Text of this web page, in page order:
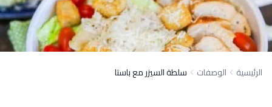
الرئيسية الوصفات سلطة السيزر مع باستا